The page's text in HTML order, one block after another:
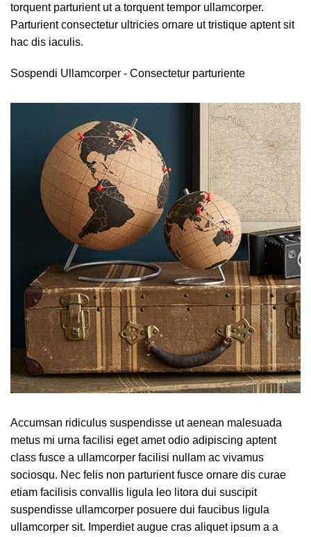
torquent parturient ut a torquent tempor ullamcorper.
Parturient consectetur ultricies ornare ut tristique aptent sit
hac dis iaculis.
Sospendi Ullamcorper - Consectetur parturiente
Accumsan ridiculus suspendisse ut aenean malesuada
metus mi urna facilisi eget amet odio adipiscing aptent
class fusce a ullamcorper facilisi nullam ac vivamus
sociosqu. Nec felis non parturient fusce ornare dis curae
etiam facilisis convallis ligula leo litora dui suscipit
suspendisse ullamcorper posuere dui faucibus ligula
ullamcorper sit. Imperdiet augue cras aliquet ipsum a a